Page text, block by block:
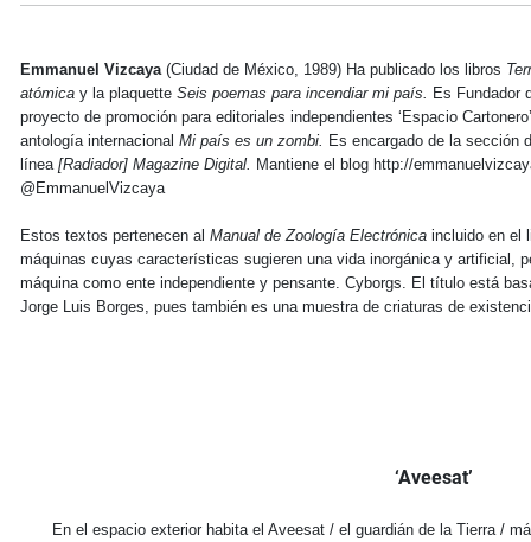
Emmanuel Vizcaya(Ciudad de México, 1989) Ha publicado los libros
atómica y la plaquette Seis poemas para incendiar mi país. Es Fundador
proyecto de promoción para editoriales independientes ‘Espacio
antología internacional Mi país es un zombi. Es encargado de la sección
línea [Radiador] Magazine Digital. Mantiene el blog http://
@EmmanuelVizcaya
Estos textos pertenecen al Manual de Zoología Electrónica incluido en el
máquinas cuyas características sugieren una vida inorgánica y artificial,
máquina como ente independiente y pensante. Cyborgs. El título está
Jorge Luis Borges, pues también es una muestra de criaturas de
‘Aveesat’
En el espacio exterior habita el Aveesat / el guardián de la Tierra /